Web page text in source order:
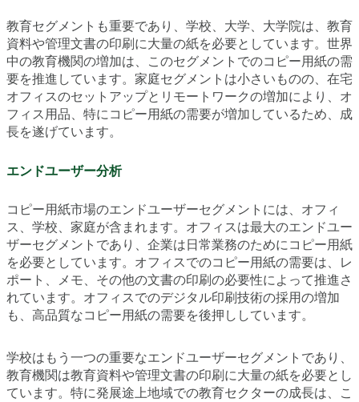
教育セグメントも重要であり、学校、大学、大学院は、教育
資料や管理文書の印刷に大量の紙を必要としています。世界
中の教育機関の増加は、このセグメントでのコピー用紙の需
要を推進しています。家庭セグメントは小さいものの、在宅
オフィスのセットアップとリモートワークの増加により、オ
フィス用品、特にコピー用紙の需要が増加しているため、成
長を遂げています。
エンドユーザー分析
コピー用紙市場のエンドユーザーセグメントには、オフィ
ス、学校、家庭が含まれます。オフィスは最大のエンドユー
ザーセグメントであり、企業は日常業務のためにコピー用紙
を必要としています。オフィスでのコピー用紙の需要は、レ
ポート、メモ、その他の文書の印刷の必要性によって推進さ
れています。オフィスでのデジタル印刷技術の採用の増加
も、高品質なコピー用紙の需要を後押ししています。
学校はもう一つの重要なエンドユーザーセグメントであり、
教育機関は教育資料や管理文書の印刷に大量の紙を必要とし
ています。特に発展途上地域での教育セクターの成長は、こ